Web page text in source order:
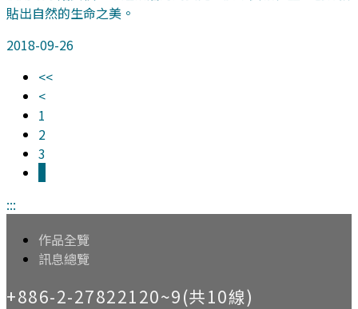
貼出自然的生命之美。
2018-09-26
<<
<
1
2
3
:::
作品全覽
訊息總覽
+886-2-27822120~9(共10線)